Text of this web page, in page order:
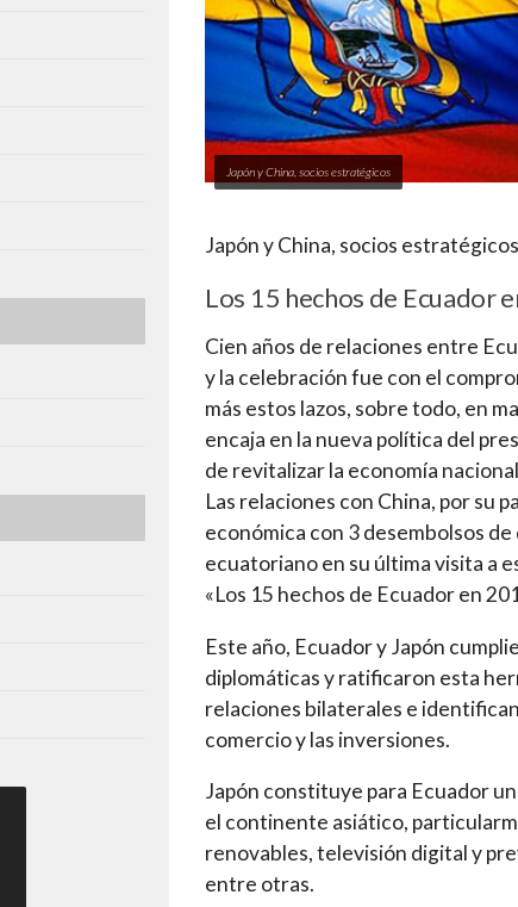
Japón y China, socios estratégicos
Japón y China, socios
Los 15 hechos de Ecuador
Cien años de relaciones entre
y la celebración fue con el
más estos lazos, sobre todo, en
encaja en la nueva política del
de revitalizar la economía
Las relaciones con China, por su
económica con 3 desembolsos
ecuatoriano en su última visita a
«Los 15 hechos de Ecuador en
Este año, Ecuador y Japón
diplomáticas y ratificaron esta
relaciones bilaterales e
comercio y las inversiones.
Japón constituye para Ecuador
el continente asiático,
renovables, televisión digital y
entre otras.